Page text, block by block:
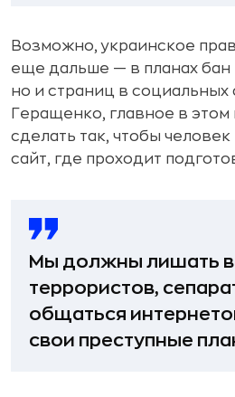
Возможно, украинское
еще дальше — в планах бан
но и страниц в социальных
Геращенко, главное в
сделать так, чтобы человек
сайт, где проходит
Мы должны лишать
террористов,
общаться
свои преступные